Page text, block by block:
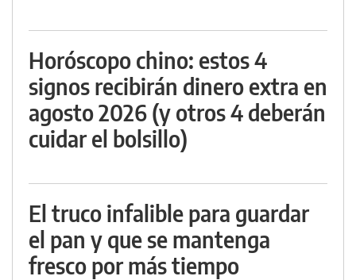
Horóscopo chino: estos 4
signos recibirán dinero extra en
agosto 2026 (y otros 4 deberán
cuidar el bolsillo)
El truco infalible para guardar
el pan y que se mantenga
fresco por más tiempo